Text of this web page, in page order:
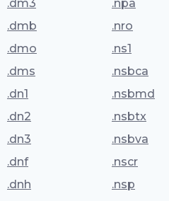
.dm3
.dmb
.dmo
.dms
.dn1
.dn2
.dn3
.dnf
.dnh
.npa
.nro
.ns1
.nsbca
.nsbmd
.nsbtx
.nsbva
.nscr
.nsp